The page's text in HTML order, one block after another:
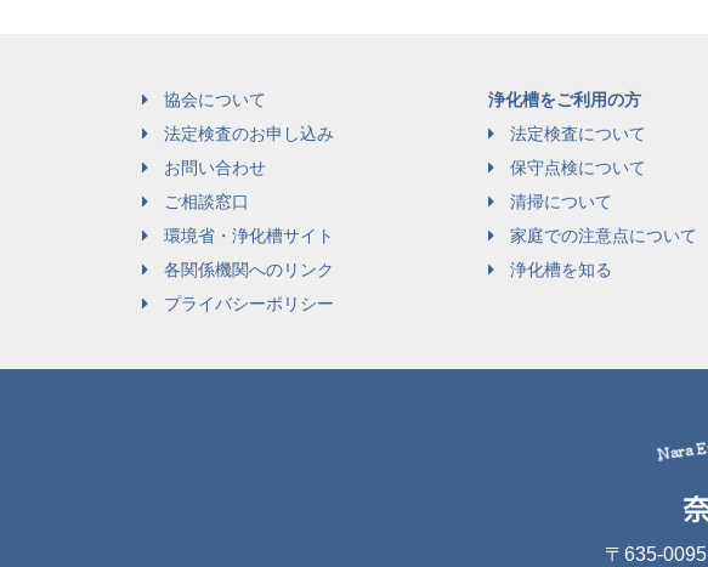
協会について
法定検査のお申し込み
お問い合わせ
ご相談窓口
環境省・浄化槽サイト
各関係機関へのリンク
プライバシーポリシー
浄化槽をご利用の方
法定検査について
保守点検について
清掃について
家庭での注意点について
浄化槽を知る
〒635-0095